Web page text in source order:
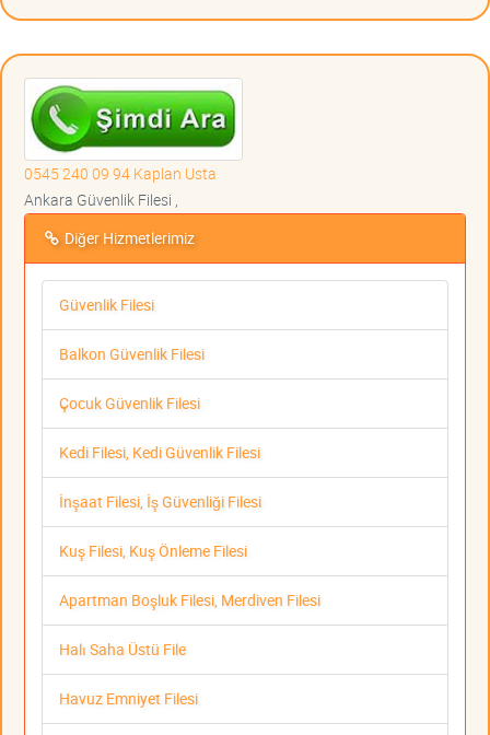
0545 240 09 94 Kaplan Usta
Ankara Güvenlik Filesi ,
Diğer Hizmetlerimiz
Güvenlik Filesi
Balkon Güvenlik Filesi
Çocuk Güvenlik Filesi
Kedi Filesi, Kedi Güvenlik Filesi
İnşaat Filesi, İş Güvenliği Filesi
Kuş Filesi, Kuş Önleme Filesi
Apartman Boşluk Filesi, Merdiven Filesi
Halı Saha Üstü File
Havuz Emniyet Filesi